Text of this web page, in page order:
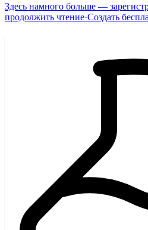
Здесь намного больше —
продолжить чтение·Создать